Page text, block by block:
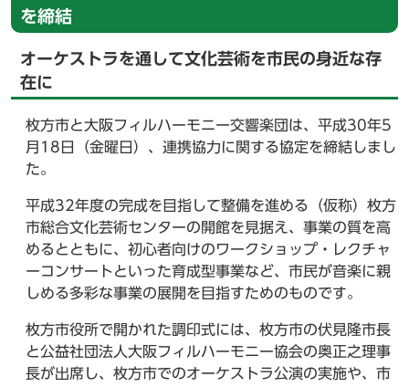
を締結
オーケストラを通して文化芸術を市民の身近な存
在に
枚方市と大阪フィルハーモニー交響楽団は、平成30年5
月18日（金曜日）、連携協力に関する協定を締結しまし
た。
平成32年度の完成を目指して整備を進める（仮称）枚方
市総合文化芸術センターの開館を見据え、事業の質を高
めるとともに、初心者向けのワークショップ・レクチャ
ーコンサートといった育成型事業など、市民が音楽に親
しめる多彩な事業の展開を目指すためのものです。
枚方市役所で開かれた調印式には、枚方市の伏見隆市長
と公益社団法人大阪フィルハーモニー協会の奥正之理事
長が出席し、枚方市でのオーケストラ公演の実施や、市